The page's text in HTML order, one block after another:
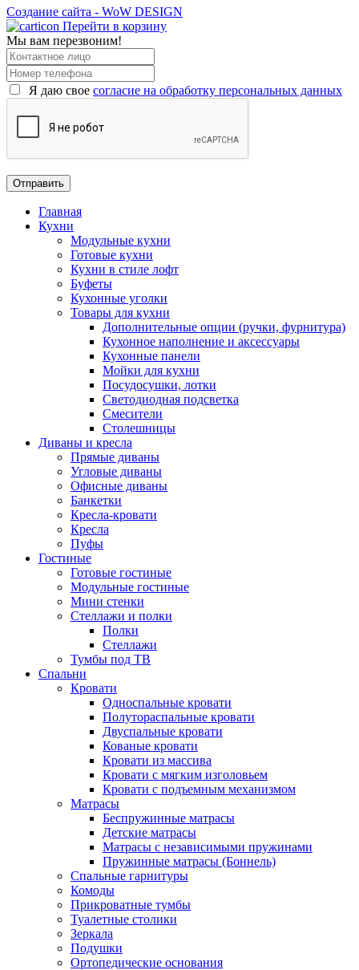
Создание сайта - WoW DESIGN
Перейти в корзину
Мы вам перезвоним!
Я даю свое согласие на обработку персональных данных
Главная
Кухни
Модульные кухни
Готовые кухни
Кухни в стиле лофт
Буфеты
Кухонные уголки
Товары для кухни
Дополнительные опции (ручки, фурнитура)
Кухонное наполнение и аксессуары
Кухонные панели
Мойки для кухни
Посудосушки, лотки
Светодиодная подсветка
Смесители
Столешницы
Диваны и кресла
Прямые диваны
Угловые диваны
Офисные диваны
Банкетки
Кресла-кровати
Кресла
Пуфы
Гостиные
Готовые гостиные
Модульные гостиные
Мини стенки
Стеллажи и полки
Полки
Стеллажи
Тумбы под ТВ
Спальни
Кровати
Односпальные кровати
Полутораспальные кровати
Двуспальные кровати
Кованые кровати
Кровати из массива
Кровати с мягким изголовьем
Кровати с подъемным механизмом
Матрасы
Беспружинные матрасы
Детские матрасы
Матрасы с независимыми пружинами
Пружинные матрасы (Боннель)
Спальные гарнитуры
Комоды
Прикроватные тумбы
Туалетные столики
Зеркала
Подушки
Ортопедические основания